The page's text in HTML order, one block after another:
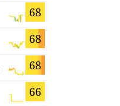
68
68
68
66